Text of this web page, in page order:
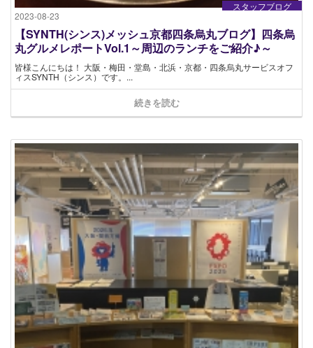
2023-08-23
スタッフブログ
【SYNTH(シンス)メッシュ京都四条烏丸ブログ】四条烏
丸グルメレポートVol.1～周辺のランチをご紹介♪～
皆様こんにちは！ 大阪・梅田・堂島・北浜・京都・四条烏丸サービスオフ
ィスSYNTH（シンス）です​。...
続きを読む